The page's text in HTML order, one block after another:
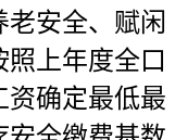
安全、赋闲
上年度全口
资确定最低最